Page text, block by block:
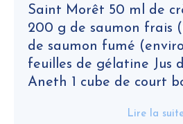
Saint Morêt 50 ml de
200 g de saumon frais
de saumon fumé
feuilles de gélatine Jus
Aneth 1 cube de court
Lire la